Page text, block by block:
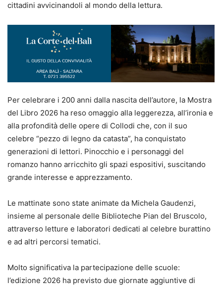
cittadini avvicinandoli al mondo della lettura.
Per celebrare i 200 anni dalla nascita dell’autore, la Mostra
del Libro 2026 ha reso omaggio alla leggerezza, all’ironia e
alla profondità delle opere di Collodi che, con il suo
celebre “pezzo di legno da catasta”, ha conquistato
generazioni di lettori. Pinocchio e i personaggi del
romanzo hanno arricchito gli spazi espositivi, suscitando
grande interesse e apprezzamento.
Le mattinate sono state animate da Michela Gaudenzi,
insieme al personale delle Biblioteche Pian del Bruscolo,
attraverso letture e laboratori dedicati al celebre burattino
e ad altri percorsi tematici.
Molto significativa la partecipazione delle scuole:
l’edizione 2026 ha previsto due giornate aggiuntive di